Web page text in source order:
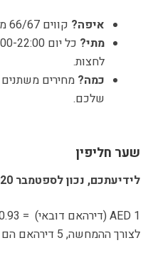
איפה?קווים 66/67 מתחנת Bur Dubai, או מונית.
מתי?
לחצות.
כמה?מחירים משתנים
שלכם.
שער חליפין
לידיעתכם, נכון לספטמבר 2020 שער החליפין הוא:
לצורך ההמחשה, 5 דירהאם הם 4.65 ש"ח)